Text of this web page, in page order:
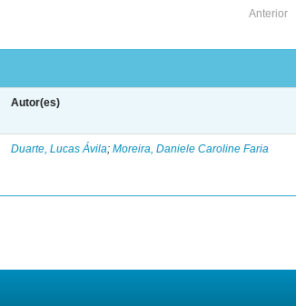
Anterior
Autor(es)
Duarte, Lucas Ávila;Moreira, Daniele Caroline Faria